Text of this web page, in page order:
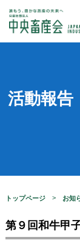
活動報告
トップページ お知
第９回和牛甲